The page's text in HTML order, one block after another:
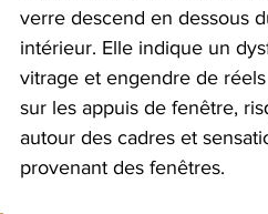
verre descend en dessous
intérieur. Elle indique un
vitrage et engendre de
sur les appuis de fenêtre,
autour des cadres et
provenant des fenêtres.